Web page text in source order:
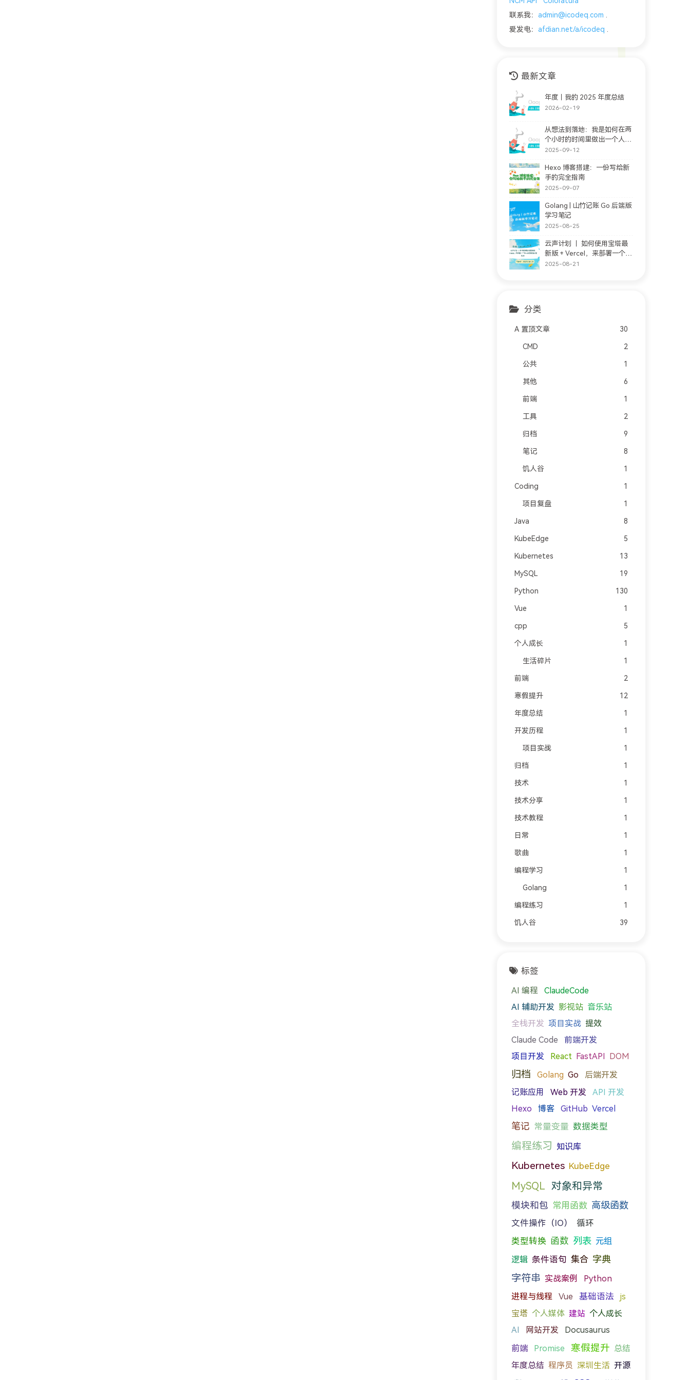
联系我： admin@icodeq.com .
爱发电： afdian.net/a/icodeq .
最新文章
年度｜我的 2025 年度总结
2026-02-19
从想法到落地：我是如何在两
个小时的时间里做出一个人格
完善站的。(支持大家随意提
2025-09-12
Hexo 博客搭建：一份写给新
手的完全指南
2025-09-07
Golang | 山竹记账 Go 后端版
学习笔记
2025-08-25
云声计划 ｜ 如何使用宝塔最
新版 + Vercel，来部署一个私
人的影视站 + 音乐站
2025-08-21
分类
A 置顶文章 30
CMD 2
公共 1
其他 6
前端 1
工具 2
归档 9
笔记 8
饥人谷 1
Coding 1
项目复盘 1
Java 8
KubeEdge 5
Kubernetes 13
MySQL 19
Python 130
Vue 1
cpp 5
个人成长 1
生活碎片 1
前端 2
寒假提升 12
年度总结 1
开发历程 1
项目实战 1
归档 1
技术 1
技术分享 1
技术教程 1
日常 1
歌曲 1
编程学习 1
Golang 1
编程练习 1
饥人谷 39
标签
AI 编程
ClaudeCode
AI 辅助开发 影视站 音乐站
全栈开发 项目实战 提效
Claude Code
前端开发
项目开发
React FastAPI DOM
归档 Golang Go
后端开发
记账应用
Web 开发
API 开发
Hexo
博客 GitHub Vercel
笔记 常量变量 数据类型
编程练习 知识库
Kubernetes KubeEdge
MySQL 对象和异常
模块和包 常用函数 高级函数
文件操作（IO）
循环
类型转换 函数 列表 元组
逻辑 条件语句 集合 字典
字符串 实战案例 Python
进程与线程 Vue 基础语法
js
宝塔 个人媒体 建站 个人成长
AI
网站开发 Docusaurus
前端 Promise 寒假提升 总结
年度总结 程序员 深圳生活 开源